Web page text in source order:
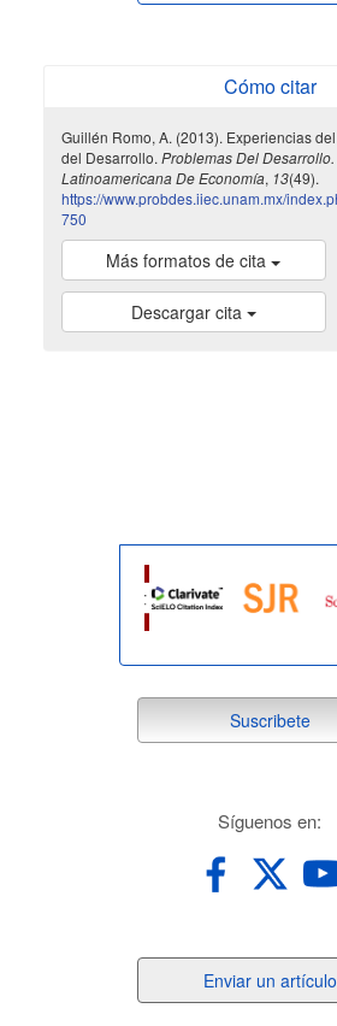
Cómo citar
Guillén Romo, A. (2013). Experiencias
del Desarrollo.Problemas Del
Latinoamericana De Economía, 13(49).
https://www.probdes.iiec.unam.mx/
750
Más formatos de cita
Descargar cita
suscribete
Suscribete
Síguenos en:
un
Enviar un artículo